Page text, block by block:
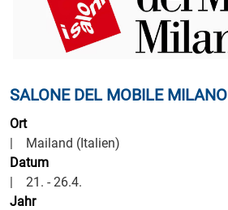
SALONE DEL MOBILE MILANO
Ort
| Mailand (Italien)
Datum
| 21. - 26.4.
Jahr